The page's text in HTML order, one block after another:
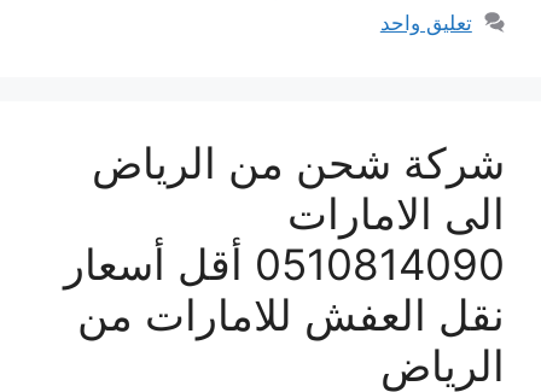
تعليق واحد
شركة شحن من الرياض
الى الامارات
0510814090 أقل أسعار
نقل العفش للامارات من
الرياض